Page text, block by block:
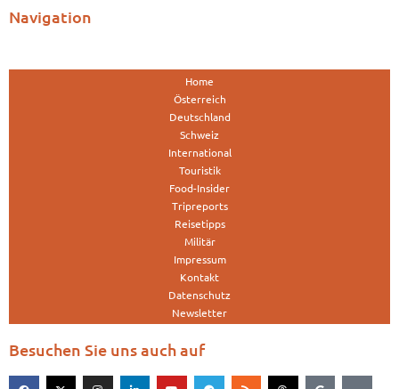
Navigation
Home
Österreich
Deutschland
Schweiz
International
Touristik
Food-Insider
Tripreports
Reisetipps
Militär
Impressum
Kontakt
Datenschutz
Newsletter
Besuchen Sie uns auch auf